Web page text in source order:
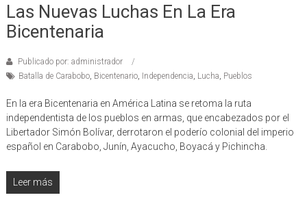
Las Nuevas Luchas En La Era
Bicentenaria
Publicado por: administrador
Batalla de Carabobo, Bicentenario, Independencia Lucha Pueblos
En la era Bicentenaria en América Latina se retoma la ruta
independentista de los pueblos en armas, que encabezados por el
Libertador Simón Bolívar, derrotaron el poderío colonial del imperio
español en Carabobo, Junín, Ayacucho, Boyacá y Pichincha.
Leer más